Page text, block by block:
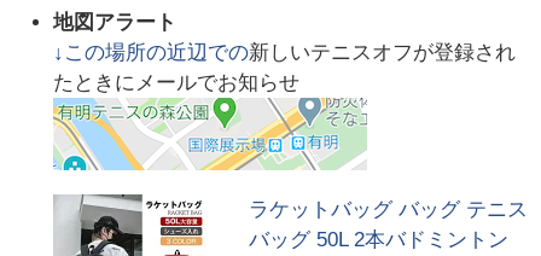
地図アラート
↓この場所の近辺での新しいテニスオフが登録され
たときにメールでお知らせ
ラケットバッグ バッグ テニス
バッグ 50L 2本バドミントン